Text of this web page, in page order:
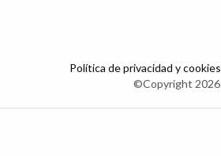
Política de privacidad y cookies
©Copyright 2026